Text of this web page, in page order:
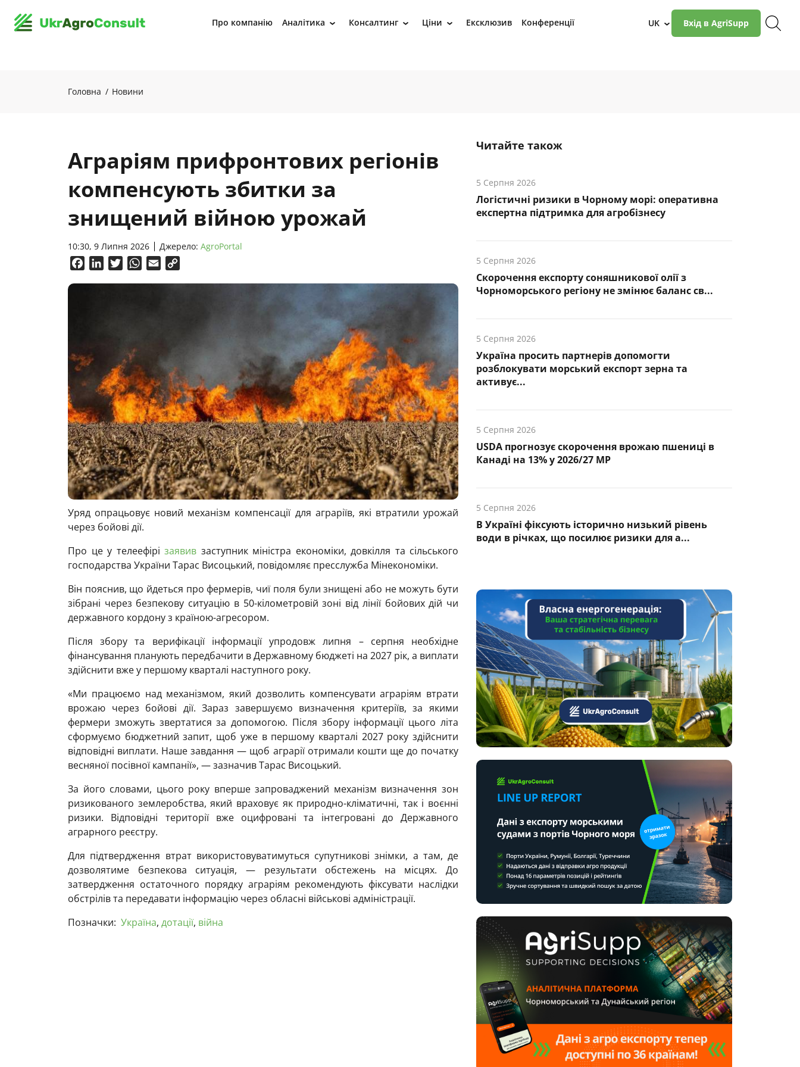
Про компанію Аналітика › Консалтинг › Ціни › Ексклюзив Конференції UK › Вхід в AgriSupp
Головна Новини
Аграріям прифронтових регіонів
компенсують збитки за
знищений війною урожай
10:30, 9 Липня 2026 Джерело: AgroPortal
FacebookLinkedInTwitterWhatsApp
Email
Уряд опрацьовує новий механізм компенсації для аграріїв, які втратили урожай
через бойові дії.
Про це у телеефірі заявив заступник міністра економіки, довкілля та сільського
господарства України Тарас Висоцький, повідомляє пресслужба Мінекономіки.
Він пояснив, що йдеться про фермерів, чиї поля були знищені або не можуть бути
зібрані через безпекову ситуацію в 50-кілометровій зоні від лінії бойових дій чи
державного кордону з країною-агресором.
Після збору та верифікації інформації упродовж липня – серпня необхідне
фінансування планують передбачити в Державному бюджеті на 2027 рік, а виплати
здійснити вже у першому кварталі наступного року.
«Ми працюємо над механізмом, який дозволить компенсувати аграріям втрати
врожаю через бойові дії. Зараз завершуємо визначення критеріїв, за якими
фермери зможуть звертатися за допомогою. Після збору інформації цього літа
сформуємо бюджетний запит, щоб уже в першому кварталі 2027 року здійснити
відповідні виплати. Наше завдання — щоб аграрії отримали кошти ще до початку
весняної посівної кампанії», — зазначив Тарас Висоцький.
За його словами, цього року вперше запроваджений механізм визначення зон
ризикованого землеробства, який враховує як природно-кліматичні, так і воєнні
ризики. Відповідні території вже оцифровані та інтегровані до Державного
аграрного реєстру.
Для підтвердження втрат використовуватимуться супутникові знімки, а там, де
дозволятиме безпекова ситуація, — результати обстежень на місцях. До
затвердження остаточного порядку аграріям рекомендують фіксувати наслідки
обстрілів та передавати інформацію через обласні військові адміністрації.
Позначки: Україна, дотації, війна
Читайте також
5 Серпня 2026
Логістичні ризики в Чорному морі: оперативна
експертна підтримка для агробізнесу
5 Серпня 2026
Скорочення експорту соняшникової олії з
Чорноморського регіону не змінює баланс св...
5 Серпня 2026
Україна просить партнерів допомогти
розблокувати морський експорт зерна та
активує...
5 Серпня 2026
USDA прогнозує скорочення врожаю пшениці в
Канаді на 13% у 2026/27 МР
5 Серпня 2026
В Україні фіксують історично низький рівень
води в річках, що посилює ризики для а...